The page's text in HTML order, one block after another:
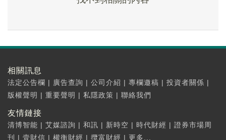
相關訊息
法定公告欄 | 廣告查詢 | 公司介紹 | 專欄邀稿 | 投資者關係 |
版權聲明 | 重要聲明 | 私隱政策 | 聯絡我們
友情鏈接
清博智能 | 艾媒諮詢 | 和訊 | 新時空 | 時代財經 | 證券市場周
刊
| 壹財信 | 權衡財經 | 攬富財經 | 更多...